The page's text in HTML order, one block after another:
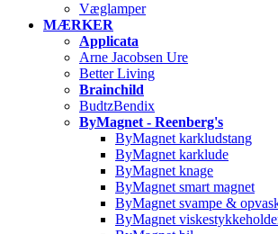
Væglamper
MÆRKER
Applicata
Arne Jacobsen Ure
Better Living
Brainchild
BudtzBendix
ByMagnet - Reenberg's
ByMagnet karkludstang
ByMagnet karklude
ByMagnet knage
ByMagnet smart magnet
ByMagnet svampe &
ByMagnet